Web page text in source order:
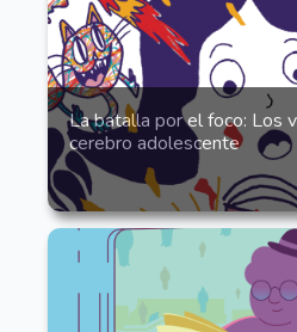
La batalla por el foco: Los
cerebro adolescente